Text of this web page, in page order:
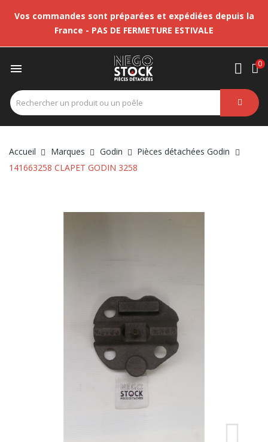
Vos commandes sont préparées et expédiées depuis la
France - PAS DE FERMETURE ESTIVALE
 0
Accueil Marques Godin
Pièces détachées Godin
141663258 CLAPET GODIN 3258